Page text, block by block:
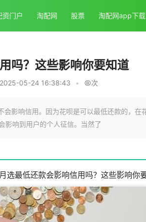
资门户 淘配网 股票 淘配网app下载
吗？这些影响你要知道
05-24 16:38:43 • 次
会影响信用。因为花呗是可以最低还款的，在
影响到用户的个人征信。当然了
选最低还款会影响信用吗？这些影响你